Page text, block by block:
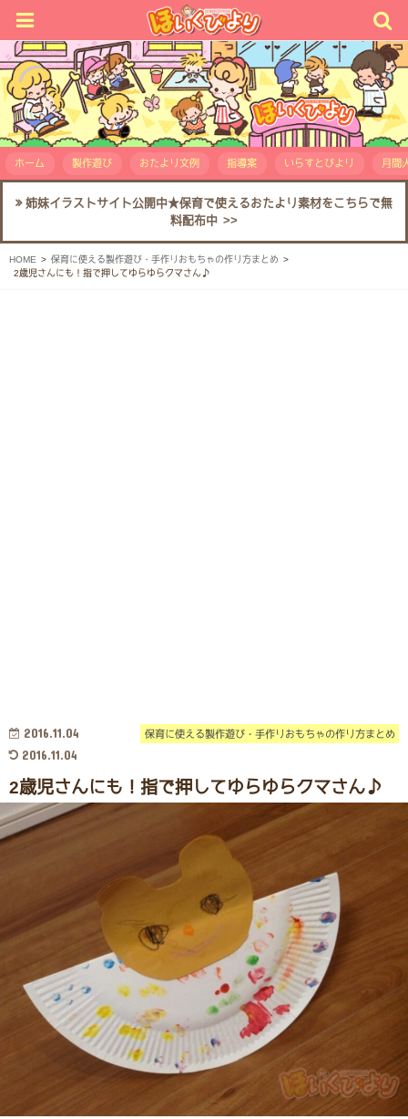
ホーム 製作遊び おたより文例 指導案 いらすとびより 月間
姉妹イラストサイト公開中★保育で使えるおたより素材をこちらで無
料配布中 >>
HOME
保育に使える製作遊び・手作りおもちゃの作り方まとめ
2歳児さんにも！指で押してゆらゆらクマさん♪
保育に使える製作遊び・手作りおもちゃの作り方まとめ
2016.11.04
2016.11.04
2歳児さんにも！指で押してゆらゆらクマさん♪